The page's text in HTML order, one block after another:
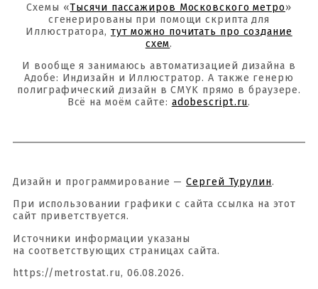
Схемы «Тысячи пассажиров Московского метро»
сгенерированы при помощи скрипта для
Иллюстратора, тут можно почитать про создание
схем.
И вообще я занимаюсь автоматизацией дизайна в
Адобе: Индизайн и Иллюстратор. А также генерю
полиграфический дизайн в CMYK прямо в браузере.
Всё на моём сайте: adobescript.ru.
Дизайн и программирование —Сергей Турулин.
При использовании графики с сайта ссылка на этот
сайт приветствуется.
Источники информации указаны
на соответствующих страницах сайта.
https://metrostat.ru, 06.08.2026.